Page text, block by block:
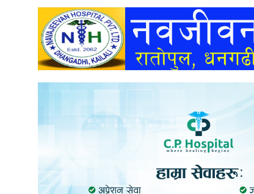
अन्तराष्ट्रिय
अन्तर्वार्ता
खेलकुद